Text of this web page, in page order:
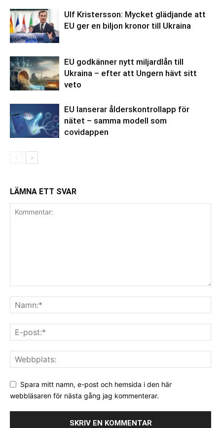
Ulf Kristersson: Mycket glädjande att
EU ger en biljon kronor till Ukraina
EU godkänner nytt miljardlån till
Ukraina – efter att Ungern hävt sitt
veto
EU lanserar ålderskontrollapp för
nätet – samma modell som
covidappen
LÄMNA ETT SVAR
Spara mitt namn, e-post och hemsida i den här
webbläsaren för nästa gång jag kommenterar.